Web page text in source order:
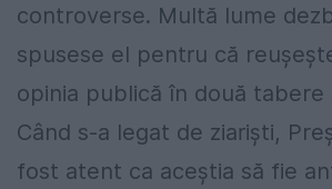
controverse. Multă lume
spusese el pentru că
opinia publică în două tabere
Când s-a legat de ziarişti,
fost atent ca aceştia să fie